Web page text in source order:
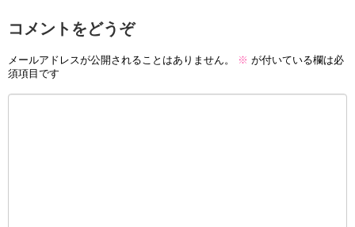
コメントをどうぞ
メールアドレスが公開されることはありません。 ※ が付いている欄は必
須項目です